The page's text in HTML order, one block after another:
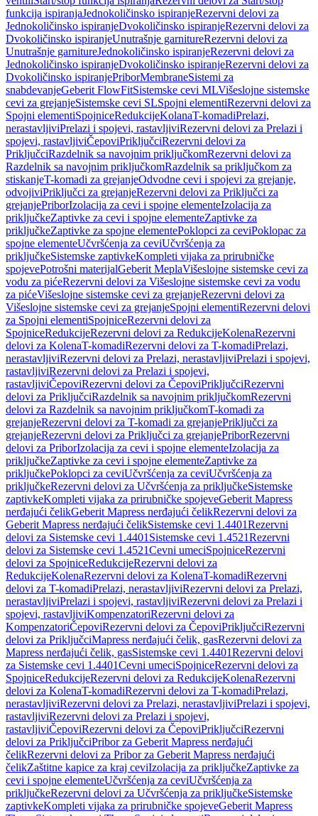
funkcija ispiranjaJednokoličinsko ispiranjeRezervni delovi za
Jednokoličinsko ispiranjeDvokoličinsko ispiranjeRezervni delovi za
Dvokoličinsko ispiranjeUnutrašnje garnitureRezervni delovi za
Unutrašnje garnitureJednokoličinsko ispiranjeRezervni delovi za
Jednokoličinsko ispiranjeDvokoličinsko ispiranjeRezervni delovi za
Dvokoličinsko ispiranjePriborMembraneSistemi za
snabdevanjeGeberit FlowFitSistemske cevi MLVišeslojne sistemske
cevi za grejanjeSistemske cevi SLSpojni elementiRezervni delovi za
Spojni elementiSpojniceRedukcijeKolanaT-komadiPrelazi,
nerastavljiviPrelazi i spojevi, rastavljiviRezervni delovi za Prelazi i
spojevi, rastavljiviČepoviPriključciRezervni delovi za
PriključciRazdelnik sa navojnim priključkomRezervni delovi za
Razdelnik sa navojnim priključkomRazdelnik sa priključkom za
stiskanjeT-komadi za grejanjeOdvodne cevi i spojevi za grejanje,
odvojiviPriključci za grejanjeRezervni delovi za Priključci za
grejanjePriborIzolacija za cevi i spojne elementeIzolacija za
priključkeZaptivke za cevi i spojne elementeZaptivke za
priključkeZaptivke za spojne elementePoklopci za ceviPoklopac za
spojne elementeUčvršćenja za ceviUčvršćenja za
priključkeSistemske zaptivkeKompleti vijaka za prirubničke
spojevePotrošni materijalGeberit MeplaVišeslojne sistemske cevi za
vodu za pićeRezervni delovi za Višeslojne sistemske cevi za vodu
za pićeVišeslojne sistemske cevi za grejanjeRezervni delovi za
Višeslojne sistemske cevi za grejanjeSpojni elementiRezervni delovi
za Spojni elementiSpojniceRezervni delovi za
SpojniceRedukcijeRezervni delovi za RedukcijeKolenaRezervni
delovi za KolenaT-komadiRezervni delovi za T-komadiPrelazi,
nerastavljiviRezervni delovi za Prelazi, nerastavljiviPrelazi i spojevi,
rastavljiviRezervni delovi za Prelazi i spojevi,
rastavljiviČepoviRezervni delovi za ČepoviPriključciRezervni
delovi za PriključciRazdelnik sa navojnim priključkomRezervni
delovi za Razdelnik sa navojnim priključkomT-komadi za
grejanjeRezervni delovi za T-komadi za grejanjePriključci za
grejanjeRezervni delovi za Priključci za grejanjePriborRezervni
delovi za PriborIzolacija za cevi i spojne elementeIzolacija za
priključkeZaptivke za cevi i spojne elementeZaptivke za
priključkePoklopci za ceviUčvršćenja za ceviUčvršćenja za
priključkeRezervni delovi za Učvršćenja za priključkeSistemske
zaptivkeKompleti vijaka za prirubničke spojeveGeberit Mapress
nerđajući čelikGeberit Mapress nerđajući čelikRezervni delovi za
Geberit Mapress nerđajući čelikSistemske cevi 1.4401Rezervni
delovi za Sistemske cevi 1.4401 Sistemske cevi 1.4521Rezervni
delovi za Sistemske cevi 1.4521Cevni umeciSpojniceRezervni
delovi za SpojniceRedukcijeRezervni delovi za
RedukcijeKolenaRezervni delovi za KolenaT-komadiRezervni
delovi za T-komadiPrelazi, nerastavljiviRezervni delovi za Prelazi,
nerastavljiviPrelazi i spojevi, rastavljiviRezervni delovi za Prelazi i
spojevi, rastavljiviKompenzatoriRezervni delovi za
KompenzatoriČepoviRezervni delovi za ČepoviPriključciRezervni
delovi za PriključciMapress nerđajući čelik, gasRezervni delovi za
Mapress nerđajući čelik, gasSistemske cevi 1.4401Rezervni delovi
za Sistemske cevi 1.4401Cevni umeciSpojniceRezervni delovi za
SpojniceRedukcijeRezervni delovi za RedukcijeKolenaRezervni
delovi za KolenaT-komadiRezervni delovi za T-komadiPrelazi,
nerastavljiviRezervni delovi za Prelazi, nerastavljiviPrelazi i spojevi,
rastavljiviRezervni delovi za Prelazi i spojevi,
rastavljiviČepoviRezervni delovi za ČepoviPriključciRezervni
delovi za PriključciPribor za Geberit Mapress nerđajući
čelikRezervni delovi za Pribor za Geberit Mapress nerđajući
čelikZaštitne kapice za kraj ceviIzolacija za priključkeZaptivke za
cevi i spojne elementeUčvršćenja za ceviUčvršćenja za
priključkeRezervni delovi za Učvršćenja za priključkeSistemske
zaptivkeKompleti vijaka za prirubničke spojeveGeberit Mapress